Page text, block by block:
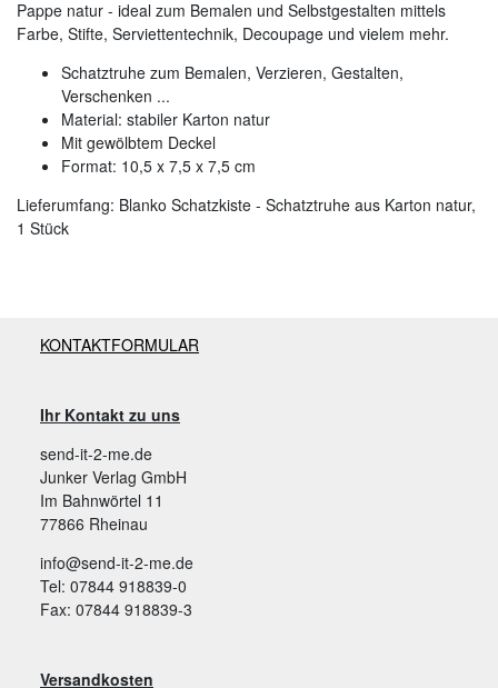
Pappe natur - ideal zum Bemalen und Selbstgestalten mittels
Farbe, Stifte, Serviettentechnik, Decoupage und vielem mehr.
Schatztruhe zum Bemalen, Verzieren, Gestalten,
Verschenken ...
Material: stabiler Karton natur
Mit gewölbtem Deckel
Format: 10,5 x 7,5 x 7,5 cm
Lieferumfang: Blanko Schatzkiste - Schatztruhe aus Karton natur,
1 Stück
KONTAKTFORMULAR
Ihr Kontakt zu uns
send-it-2-me.de
Junker Verlag GmbH
Im Bahnwörtel 11
77866 Rheinau
info@send-it-2-me.de
Tel: 07844 918839-0
Fax: 07844 918839-3
Versandkosten